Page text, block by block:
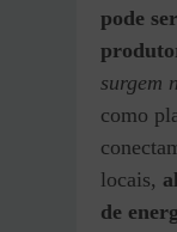
pode
surgem
como
locais,
de